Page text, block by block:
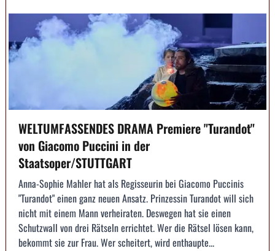
WELTUMFASSENDES DRAMA Premiere "Turandot"
von Giacomo Puccini in der
Staatsoper/STUTTGART
Anna-Sophie Mahler hat als Regisseurin bei Giacomo Puccinis
"Turandot" einen ganz neuen Ansatz. Prinzessin Turandot will sich
nicht mit einem Mann verheiraten. Deswegen hat sie einen
Schutzwall von drei Rätseln errichtet. Wer die Rätsel lösen kann,
bekommt sie zur Frau. Wer scheitert, wird enthaupte...